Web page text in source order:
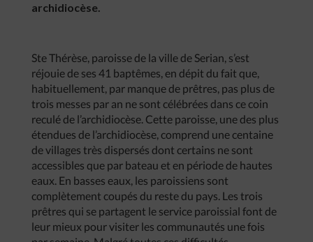
archidiocèse.
Ste Thérèse, paroisse de la ville de Serian, s’est
réjouie de ses 41 baptêmes, en dépit du fait que,
habituellement, par manque de prêtres, pas plus de
trois messes par an ne sont célébrées dans ce coin
reculé de l’archidiocèse. Cette paroisse, une des plus
étendues de l’archidiocèse, comprend une centaine
de villages très dispersés dont certains ne sont
accessibles que par bateau et en période de hautes
eaux. En basses eaux, les paroissiens sont
complètement coupés du reste du pays. Les trois
prêtres qui se partagent le service paroissial font de
leur mieux pour visiter les communautés une fois